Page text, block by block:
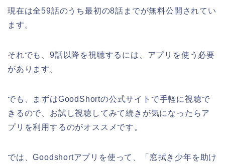
現在は全59話のうち最初の8話までが無料公開されてい
ます。
それでも、9話以降を視聴するには、アプリを使う必要
があります。
でも、まずはGoodShortの公式サイトで手軽に視聴で
きるので、お試し視聴してみて続きが気になったらア
プリを利用するのがオススメです。
では、Goodshortアプリを使って、「窓拭き少年を助け